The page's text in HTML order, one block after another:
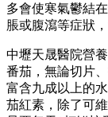
多會使寒氣鬱結
脹或腹瀉等症狀
中壢天晟醫院營
番茄，無論切片
富含九成以上的
茄紅素，除了可